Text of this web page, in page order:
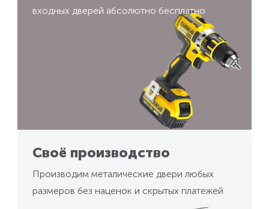
входных дверей абсолютно бесплатно
Своё производство
Производим металические двери любых
размеров без наценок и скрытых платежей